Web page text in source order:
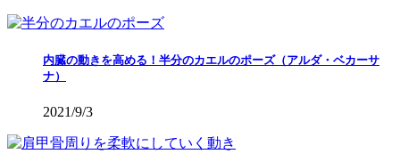
内臓の動きを高める！半分のカエルのポーズ（アルダ・ベカーサ
ナ）
2021/9/3